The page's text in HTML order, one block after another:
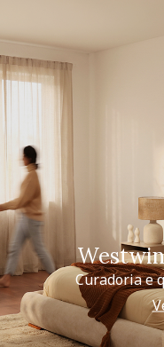
Curadoria e